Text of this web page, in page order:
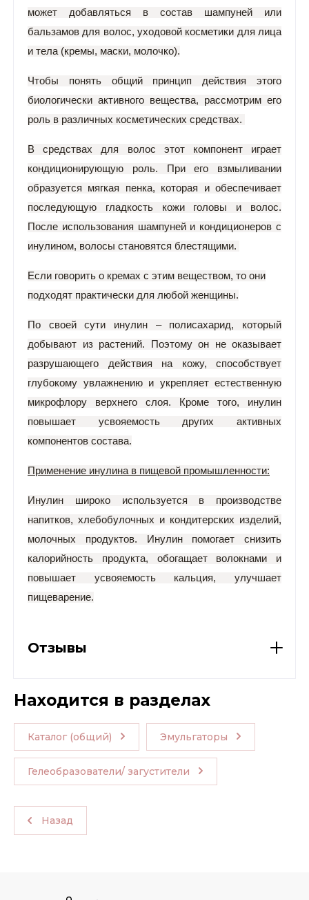
может добавляться в состав шампуней или
бальзамов для волос, уходовой косметики для лица
и тела (кремы, маски, молочко).
Чтобы понять общий принцип действия этого
биологически активного вещества, рассмотрим его
роль в различных косметических средствах.
В средствах для волос этот компонент играет
кондиционирующую роль. При его взмыливании
образуется мягкая пенка, которая и обеспечивает
последующую гладкость кожи головы и волос.
После использования шампуней и кондиционеров с
инулином, волосы становятся блестящими.
Если говорить о кремах с этим веществом, то они
подходят практически для любой женщины.
По своей сути инулин – полисахарид, который
добывают из растений. Поэтому он не оказывает
разрушающего действия на кожу, способствует
глубокому увлажнению и укрепляет естественную
микрофлору верхнего слоя. Кроме того, инулин
повышает усвояемость других активных
компонентов состава.
Применение инулина в пищевой промышленности:
Инулин широко используется в производстве
напитков, хлебобулочных и кондитерских изделий,
молочных продуктов. Инулин помогает снизить
калорийность продукта, обогащает волокнами и
повышает усвояемость кальция, улучшает
пищеварение.
Отзывы
Находится в разделах
Каталог (общий) Эмульгаторы
Гелеобразователи/ загустители
Назад